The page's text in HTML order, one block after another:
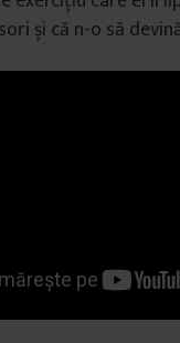
și că n-o să